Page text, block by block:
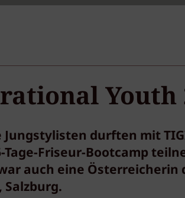
Youth
durften mit
Friseur-Bootcamp
auch eine Österreicherin